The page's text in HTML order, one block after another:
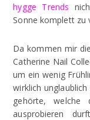
hygge Trends
Sonne komplett zu
Da kommen mir
Catherine Nail
um ein wenig
wirklich
gehörte, welche
ausprobieren